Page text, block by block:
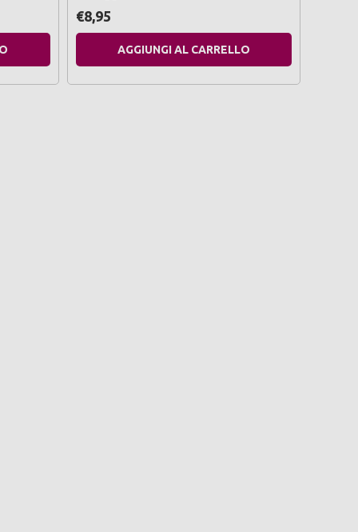
€8,95
AGGIUNGI AL CARRELLO